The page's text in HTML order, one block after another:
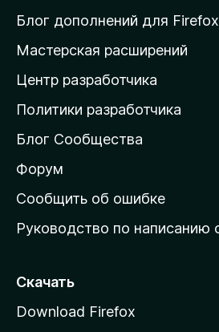
и
а
д
о
а
ш
н
ю
т
а
Блог дополнений для Firefox
Мастерская расширений
Центр разработчика
Политики разработчика
Блог Сообщества
Форум
Сообщить об ошибке
Руководство по написанию
Скачать
Download Firefox